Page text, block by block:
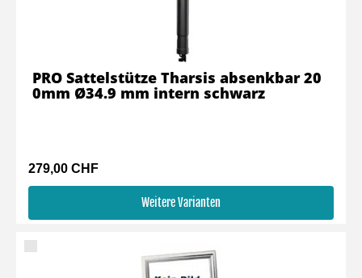
279,00 CHF
Weitere Varianten
PRO Sattelstütze Tharsis absenkbar 20
0mm Ø34.9 mm intern schwarz